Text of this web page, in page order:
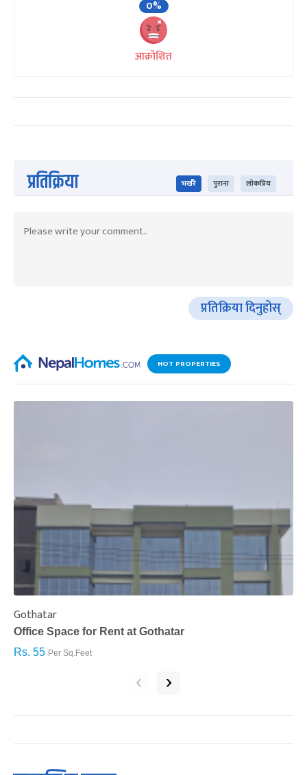
0%
आक्रोशित
प्रतिक्रिया भर्खरै पुराना लोकप्रिय
प्रतिक्रिया दिनुहोस्
HOT PROPERTIES
Gothatar
Office Space for Rent at Gothatar
Rs. 55 Per Sq.Feet
‹ ›